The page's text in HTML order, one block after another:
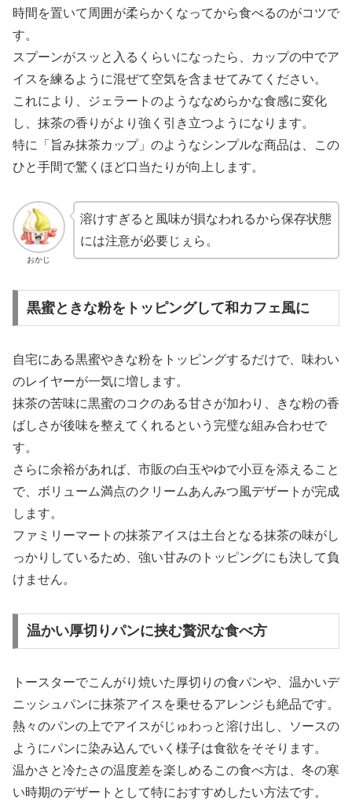
時間を置いて周囲が柔らかくなってから食べるのがコツで
す。
スプーンがスッと入るくらいになったら、カップの中でア
イスを練るように混ぜて空気を含ませてみてください。
これにより、ジェラートのようななめらかな食感に変化
し、抹茶の香りがより強く引き立つようになります。
特に「旨み抹茶カップ」のようなシンプルな商品は、この
ひと手間で驚くほど口当たりが向上します。
おかじ
溶けすぎると風味が損なわれるから保存状態
には注意が必要じぇら。
黒蜜ときな粉をトッピングして和カフェ風に
自宅にある黒蜜やきな粉をトッピングするだけで、味わい
のレイヤーが一気に増します。
抹茶の苦味に黒蜜のコクのある甘さが加わり、きな粉の香
ばしさが後味を整えてくれるという完璧な組み合わせで
す。
さらに余裕があれば、市販の白玉やゆで小豆を添えること
で、ボリューム満点のクリームあんみつ風デザートが完成
します。
ファミリーマートの抹茶アイスは土台となる抹茶の味がし
っかりしているため、強い甘みのトッピングにも決して負
けません。
温かい厚切りパンに挟む贅沢な食べ方
トースターでこんがり焼いた厚切りの食パンや、温かいデ
ニッシュパンに抹茶アイスを乗せるアレンジも絶品です。
熱々のパンの上でアイスがじゅわっと溶け出し、ソースの
ようにパンに染み込んでいく様子は食欲をそそります。
温かさと冷たさの温度差を楽しめるこの食べ方は、冬の寒
い時期のデザートとして特におすすめしたい方法です。